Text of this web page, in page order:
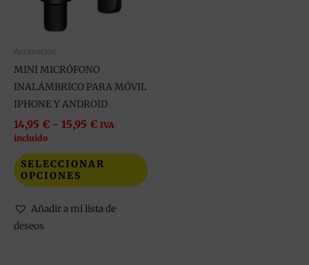
Accesorios
MINI MICRÓFONO
INALÁMBRICO PARA MÓVIL
IPHONE Y ANDROID
14,95 € - 15,95 € IVA
incluido
SELECCIONAR
OPCIONES
Añadir a mi lista de
deseos